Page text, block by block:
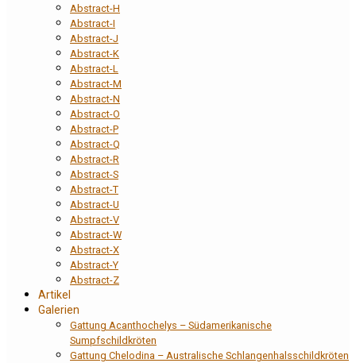
Abstract-H
Abstract-I
Abstract-J
Abstract-K
Abstract-L
Abstract-M
Abstract-N
Abstract-O
Abstract-P
Abstract-Q
Abstract-R
Abstract-S
Abstract-T
Abstract-U
Abstract-V
Abstract-W
Abstract-X
Abstract-Y
Abstract-Z
Artikel
Galerien
Gattung Acanthochelys – Südamerikanische
Sumpfschildkröten
Gattung Chelodina – Australische Schlangenhalsschildkröten